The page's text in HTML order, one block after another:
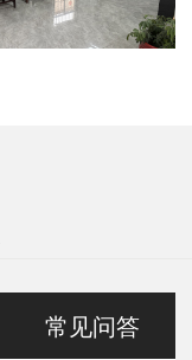
常见问答